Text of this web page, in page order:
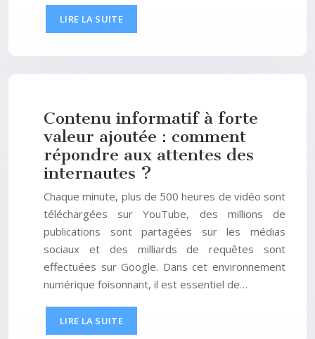
LIRE LA SUITE
Contenu informatif à forte
valeur ajoutée : comment
répondre aux attentes des
internautes ?
Chaque minute, plus de 500 heures de vidéo sont
téléchargées sur YouTube, des millions de
publications sont partagées sur les médias
sociaux et des milliards de requêtes sont
effectuées sur Google. Dans cet environnement
numérique foisonnant, il est essentiel de…
LIRE LA SUITE